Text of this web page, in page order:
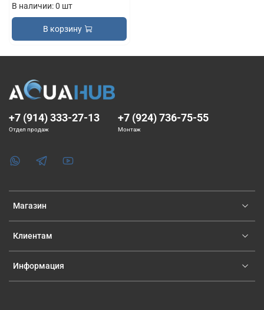
В наличии: 0 шт
В корзину
Магазин
Клиентам
Информация
+7 (914) 333-27-13
Отдел продаж
+7 (924) 736-75-55
Монтаж